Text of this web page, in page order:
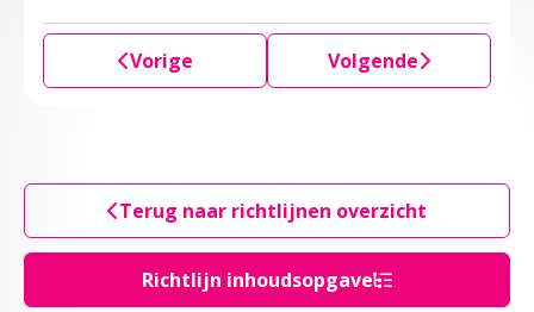
Richtlijn inhoudsopgave
Vorige Volgende
Terug naar richtlijnen overzicht